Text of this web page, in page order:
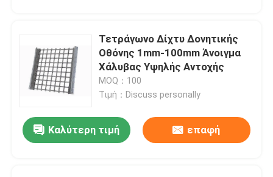
Τετράγωνο Δίχτυ Δονητικής
Οθόνης 1mm-100mm Άνοιγμα
Χάλυβας Υψηλής Αντοχής
MOQ：100
Τιμή：Discuss personally
Καλύτερη τιμή επαφή